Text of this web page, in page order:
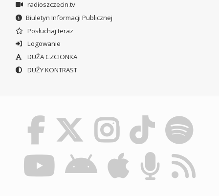
radioszczecin.tv
Biuletyn Informacji Publicznej
Posłuchaj teraz
Logowanie
DUŻA CZCIONKA
DUŻY KONTRAST